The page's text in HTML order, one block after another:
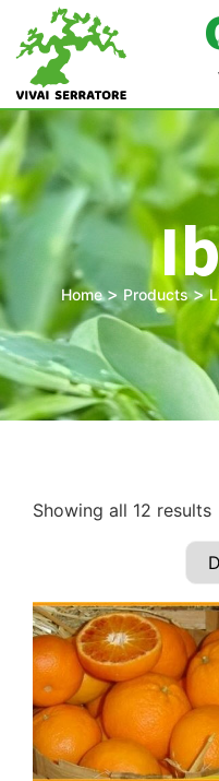
Home> Products>
Showing all 12 results